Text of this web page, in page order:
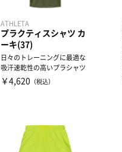
ATHLETA
プラクティスシャツ カ
ーキ(37)
日々のトレーニングに最適な
吸汗速乾性の高いプラシャツ
￥4,620 （税込）